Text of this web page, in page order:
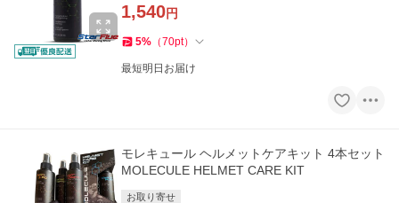
1,540円
5% （70pt）
最短明日お届け
モレキュール ヘルメットケアキット 4本セット
MOLECULE HELMET CARE KIT
お取り寄せ